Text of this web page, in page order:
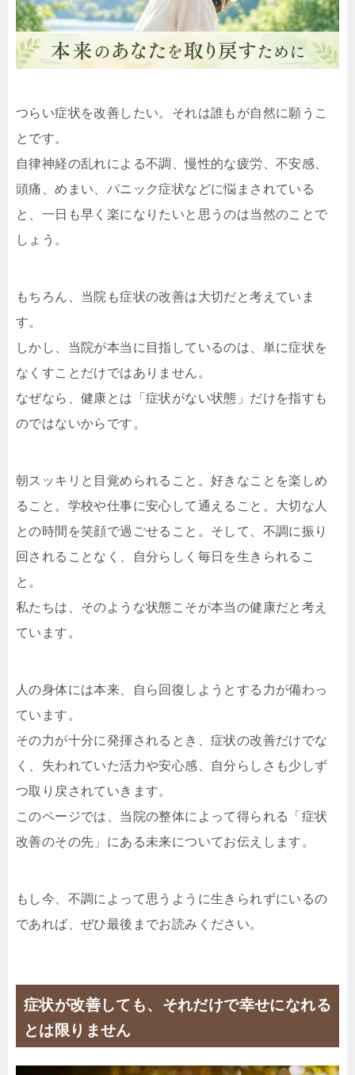
つらい症状を改善したい。それは誰もが自然に願うこ
とです。
自律神経の乱れによる不調、慢性的な疲労、不安感、
頭痛、めまい、パニック症状などに悩まされている
と、一日も早く楽になりたいと思うのは当然のことで
しょう。
もちろん、当院も症状の改善は大切だと考えていま
す。
しかし、当院が本当に目指しているのは、単に症状を
なくすことだけではありません。
なぜなら、健康とは「症状がない状態」だけを指すも
のではないからです。
朝スッキリと目覚められること。好きなことを楽しめ
ること。学校や仕事に安心して通えること。大切な人
との時間を笑顔で過ごせること。そして、不調に振り
回されることなく、自分らしく毎日を生きられるこ
と。
私たちは、そのような状態こそが本当の健康だと考え
ています。
人の身体には本来、自ら回復しようとする力が備わっ
ています。
その力が十分に発揮されるとき、症状の改善だけでな
く、失われていた活力や安心感、自分らしさも少しず
つ取り戻されていきます。
このページでは、当院の整体によって得られる「症状
改善のその先」にある未来についてお伝えします。
もし今、不調によって思うように生きられずにいるの
であれば、ぜひ最後までお読みください。
症状が改善しても、それだけで幸せになれる
とは限りません